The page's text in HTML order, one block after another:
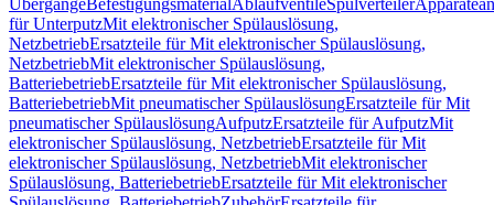
ÜbergängeBefestigungsmaterialAblaufventileSpülverteiler
für UnterputzMit elektronischer Spülauslösung,
NetzbetriebErsatzteile für Mit elektronischer Spülauslösung,
NetzbetriebMit elektronischer Spülauslösung,
BatteriebetriebErsatzteile für Mit elektronischer Spülauslösung,
BatteriebetriebMit pneumatischer SpülauslösungErsatzteile für Mit
pneumatischer SpülauslösungAufputzErsatzteile für AufputzMit
elektronischer Spülauslösung, NetzbetriebErsatzteile für Mit
elektronischer Spülauslösung, NetzbetriebMit elektronischer
Spülauslösung, BatteriebetriebErsatzteile für Mit elektronischer